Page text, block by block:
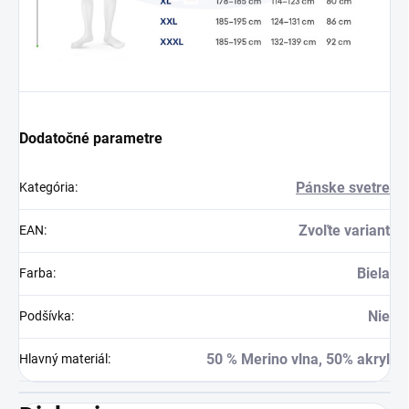
Dodatočné parametre
Kategória: Pánske svetre
EAN: Zvoľte variant
Farba: Biela
Podšívka: Nie
Hlavný materiál : 50 % Merino vlna, 50% akryl